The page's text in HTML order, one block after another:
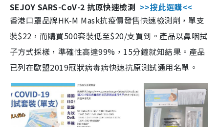
SEJOY SARS-CoV-2 抗原快速檢測 >>按此選購<<
香港口罩品牌HK-M Mask抗疫價發售快速檢測劑，單支
裝$22，而購買500套裝低至$20/支買到。產品以鼻咽拭
子方式採樣，準確性高達99%，15分鐘就知結果。產品
已列在歐盟2019冠狀病毒病快速抗原測試通用名單。